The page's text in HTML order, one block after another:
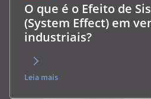
O que é o Efeito de
(System Effect) em
industriais?
Leia mais